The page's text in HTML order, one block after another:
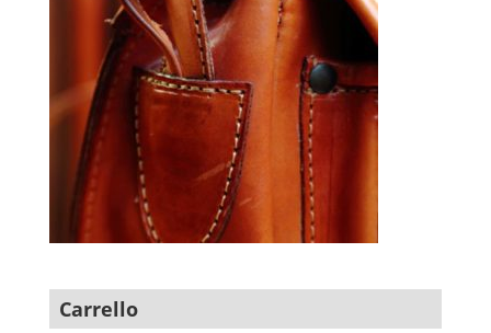
Carrello